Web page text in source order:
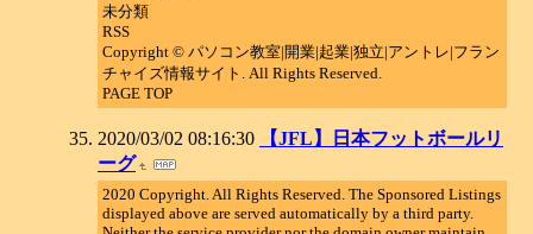
未分類
RSS
Copyright © パソコン教室|開業|起業|独立|アントレ|フラン
チャイズ情報サイト. All Rights Reserved.
PAGE TOP
2020/03/02 08:16:30
【JFL】日本フットボールリ
ーグ
2020 Copyright. All Rights Reserved. The Sponsored Listings
displayed above are served automatically by a third party.